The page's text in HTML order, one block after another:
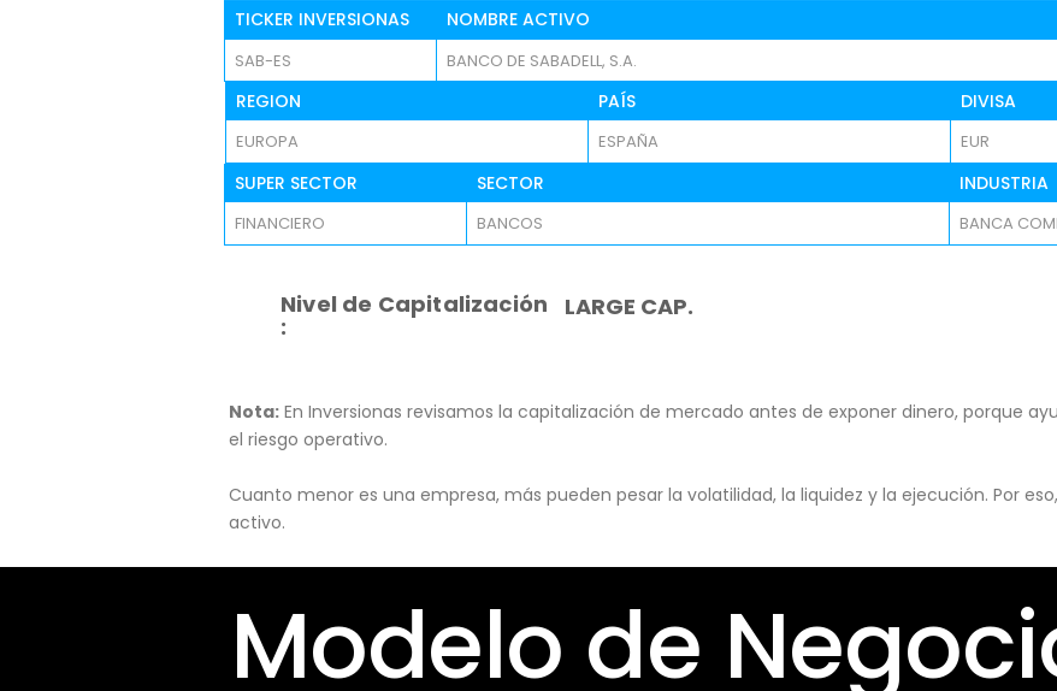
TICKER INVERSIONAS NOMBRE ACTIVO
SAB-ES BANCO DE SABADELL, S.A.
REGION PAÍS DIVISA
EUROPA ESPAÑA EUR
SUPER SECTOR SECTOR INDUSTRIA
FINANCIERO BANCOS BANCA
Nivel de Capitalización
:
LARGE CAP.
Nota: En Inversionas revisamos la capitalización de mercado antes de exponer dinero, porque
el riesgo operativo.
Cuanto menor es una empresa, más pueden pesar la volatilidad, la liquidez y la ejecución. Por
activo.
Modelo de